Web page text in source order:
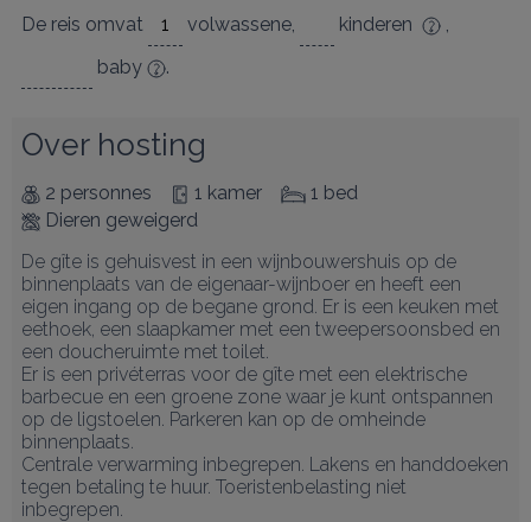
De reis omvat volwassene, kinderen
,
baby
.
Over hosting
2 personnes 1 kamer
1 bed
Dieren geweigerd
De gîte is gehuisvest in een wijnbouwershuis op de
binnenplaats van de eigenaar-wijnboer en heeft een
eigen ingang op de begane grond. Er is een keuken met
eethoek, een slaapkamer met een tweepersoonsbed en
een doucheruimte met toilet.
Er is een privéterras voor de gîte met een elektrische
barbecue en een groene zone waar je kunt ontspannen
op de ligstoelen. Parkeren kan op de omheinde
binnenplaats.
Centrale verwarming inbegrepen. Lakens en handdoeken
tegen betaling te huur. Toeristenbelasting niet
inbegrepen.